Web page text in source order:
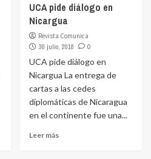
UCA pide diálogo en
Nicargua
Revista Comunica
30 julio, 2018
0
UCA pide diálogo en
Nicargua La entrega de
cartas a las cedes
diplomáticas de Nicaragua
en el continente fue una...
Leer más